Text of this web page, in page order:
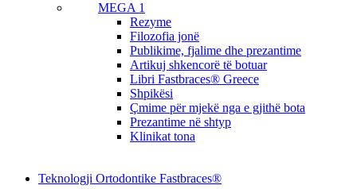
MEGA 1
Rezyme
Filozofia jonë
Publikime, fjalime dhe prezantime
Artikuj shkencorë të botuar
Libri Fastbraces® Greece
Shpikësi
Çmime për mjekë nga e gjithë bota
Prezantime në shtyp
Klinikat tona
Teknologji Ortodontike Fastbraces®